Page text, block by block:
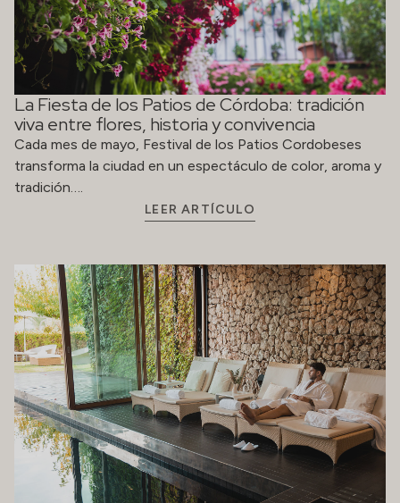
La Fiesta de los Patios de Córdoba: tradición
viva entre flores, historia y convivencia
Cada mes de mayo, Festival de los Patios Cordobeses
transforma la ciudad en un espectáculo de color, aroma y
tradición….
LEER ARTÍCULO